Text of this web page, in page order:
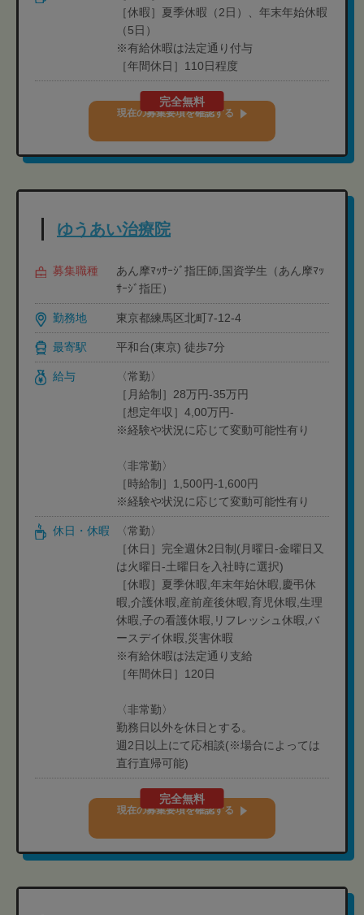
［休暇］夏季休暇（2日）、年末年始休暇
（5日）
※有給休暇は法定通り付与
［年間休日］110日程度
完全無料
現在の募集要項を確認する
ゆうあい治療院
募集職種
あん摩ﾏｯｻｰｼﾞ指圧師,国資学生（あん摩ﾏｯ
ｻｰｼﾞ指圧）
勤務地 東京都練馬区北町7-12-4
最寄駅 平和台(東京) 徒歩7分
給与
〈常勤〉
［月給制］28万円-35万円
［想定年収］4,00万円-
※経験や状況に応じて変動可能性有り
〈非常勤〉
［時給制］1,500円-1,600円
※経験や状況に応じて変動可能性有り
休日・休暇
〈常勤〉
［休日］完全週休2日制(月曜日-金曜日又
は火曜日-土曜日を入社時に選択)
［休暇］夏季休暇,年末年始休暇,慶弔休
暇,介護休暇,産前産後休暇,育児休暇,生理
休暇,子の看護休暇,リフレッシュ休暇,バ
ースデイ休暇,災害休暇
※有給休暇は法定通り支給
［年間休日］120日
〈非常勤〉
勤務日以外を休日とする。
週2日以上にて応相談(※場合によっては
直行直帰可能)
完全無料
現在の募集要項を確認する